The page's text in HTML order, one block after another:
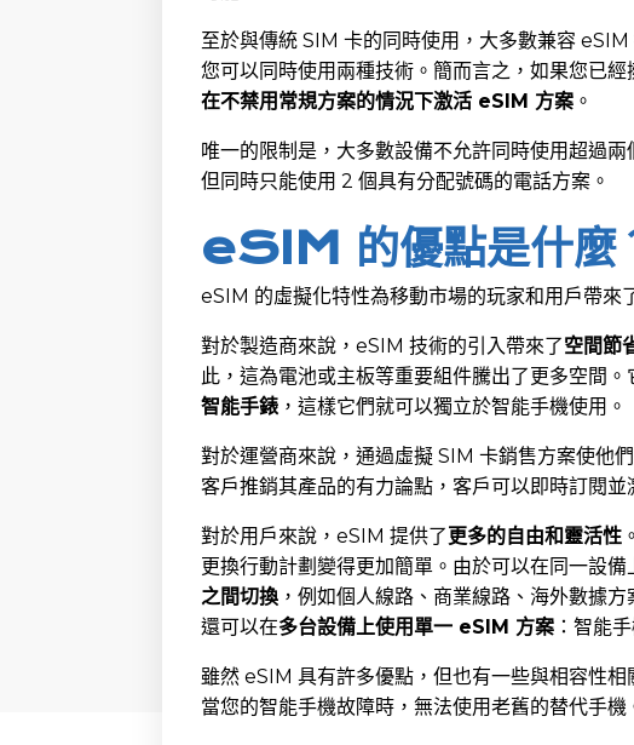
至於與傳統 SIM 卡的同時使用，大多數兼容
您可以同時使用兩種技術。簡而言之，如果您已
在不禁用常規方案的情況下激活 eSIM 方案 。
唯一的限制是，大多數設備不允許同時使用超過
但同時只能使用 2 個具有分配號碼的電話方案。
eSIM 的優點是什麼
eSIM 的虛擬化特性為移動市場的玩家和用戶帶來
對於製造商來說，eSIM 技術的引入帶來了空間節
此，這為電池或主板等重要組件騰出了更多空間。
智能手錶 ，這樣它們就可以獨立於智能手機使用。
對於運營商來說，通過虛擬 SIM 卡銷售方案使他
客戶推銷其產品的有力論點，客戶可以即時訂閱並
對於用戶來說，eSIM 提供了更多的自由和靈活性
更換行動計劃變得更加簡單。由於可以在同一設
之間切換 ，例如個人線路、商業線路、海外數據
還可以在多台設備上使用單一 eSIM 方案 ：智能
雖然 eSIM 具有許多優點，但也有一些與相容性相
當您的智能手機故障時，無法使用老舊的替代手